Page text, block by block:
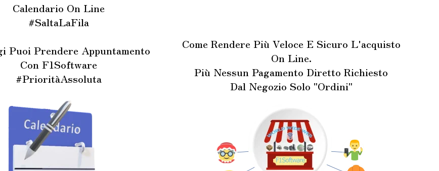
Calendario On Line
#SaltaLaFila
Puoi Prendere Appuntamento
Con F1Software
#PrioritàAssoluta
Come Rendere Più Veloce E Sicuro L'acquisto
On Line.
Più Nessun Pagamento Diretto Richiesto
Dal Negozio Solo "Ordini"